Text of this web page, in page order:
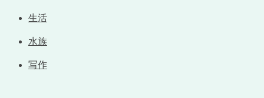
生活
水族
写作